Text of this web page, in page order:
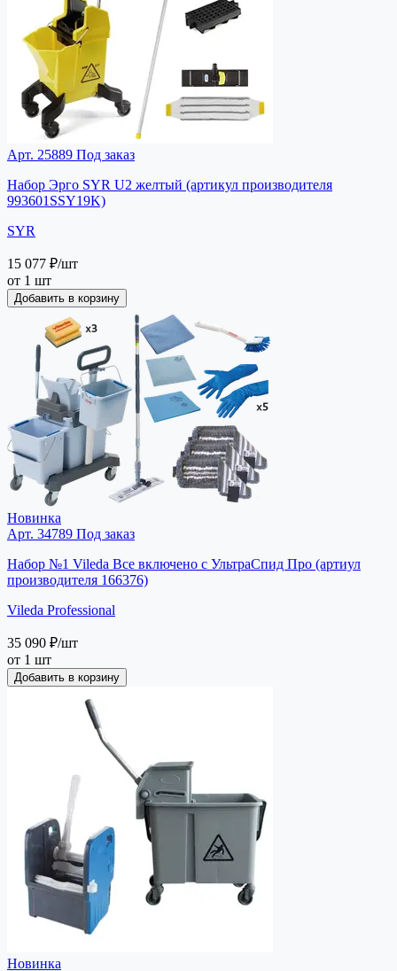
Арт. 25889 Под заказ
Набор Эрго SYR U2 желтый (артикул производителя
993601SSY19K)
SYR
15 077 ₽/шт
от 1 шт
Добавить в корзину
Новинка
Арт. 34789 Под заказ
Набор №1 Vileda Все включено с УльтраСпид Про (артиул
производителя 166376)
Vileda Professional
35 090 ₽/шт
от 1 шт
Добавить в корзину
Новинка